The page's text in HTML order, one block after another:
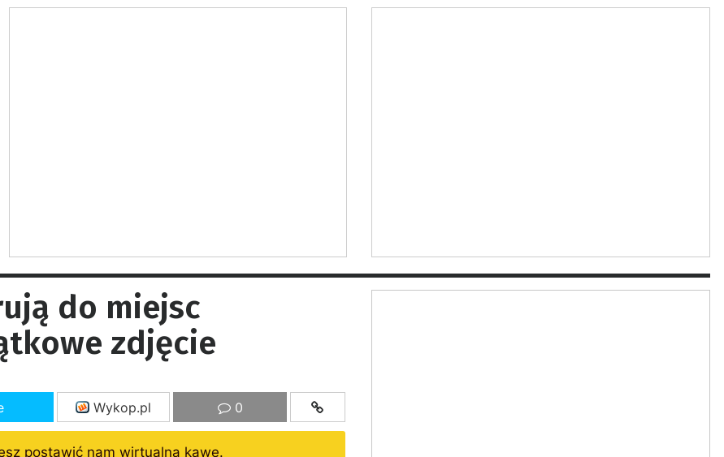
do miejsc
zdjęcie
Wykop.pl 0
postawić nam wirtualną kawę.